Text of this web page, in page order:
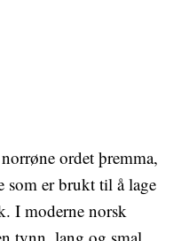
ordet þremma,
som er brukt til å lage
I moderne norsk